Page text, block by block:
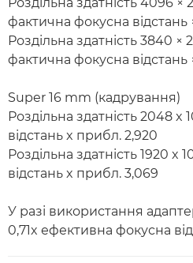
фактична фокусна відстань
Роздільна здатність 3840 ×
фактична фокусна відстань
Super 16 mm (кадрування)
Роздільна здатність 2048
відстань x прибл. 2,920
Роздільна здатність 1920 x
відстань x прибл. 3,069
У разі використання
0,71x ефективна фокусна